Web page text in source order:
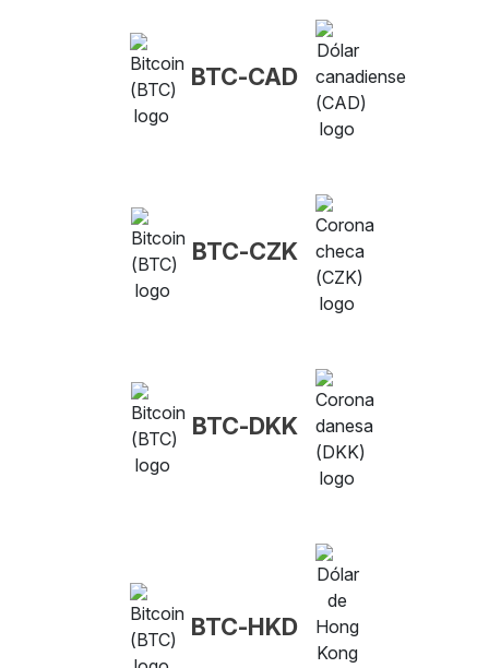
BTC-CAD
BTC-CZK
BTC-DKK
BTC-HKD